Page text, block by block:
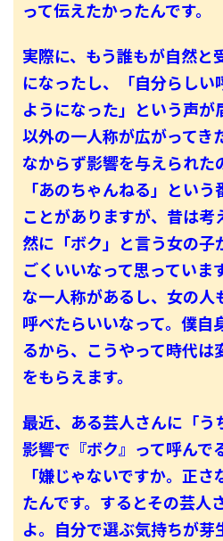
って伝えたかったんです。
実際に、もう誰もが自然と
になったし、「自分らしい
ようになった」という声が
以外の一人称が広がってき
なからず影響を与えられた
「あのちゃんねる」とい
ことがありますが、昔は考
然に「ボク」と言う女の子
ごくいいなって思っていま
な一人称があるし、女の人
呼べたらいいなって。僕自
るから、こうやって時代は
をもらえます。
最近、ある芸人さんに「う
影響で『ボク』って呼んで
「嫌じゃないですか。正
たんです。するとその芸人
よ。自分で選ぶ気持ちが芽